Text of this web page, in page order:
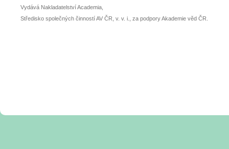
Vydává Nakladatelství Academia,
Středisko společných činností AV ČR, v. v. i., za podpory Akademie věd ČR.